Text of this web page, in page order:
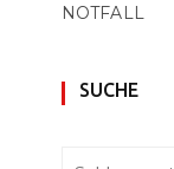
NOTFALL
SUCHE